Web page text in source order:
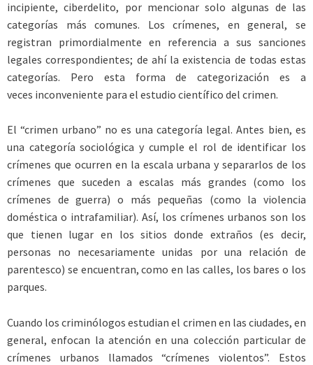
incipiente, ciberdelito, por mencionar solo algunas de las
categorías más comunes. Los crímenes, en general, se
registran primordialmente en referencia a sus sanciones
legales correspondientes; de ahí la existencia de todas estas
categorías. Pero esta forma de categorización es a
veces inconveniente para el estudio científico del crimen.
El “crimen urbano” no es una categoría legal. Antes bien, es
una categoría sociológica y cumple el rol de identificar los
crímenes que ocurren en la escala urbana y separarlos de los
crímenes que suceden a escalas más grandes (como los
crímenes de guerra) o más pequeñas (como la violencia
doméstica o intrafamiliar). Así, los crímenes urbanos son los
que tienen lugar en los sitios donde extraños (es decir,
personas no necesariamente unidas por una relación de
parentesco) se encuentran, como en las calles, los bares o los
parques.
Cuando los criminólogos estudian el crimen en las ciudades, en
general, enfocan la atención en una colección particular de
crímenes urbanos llamados “crímenes violentos”. Estos